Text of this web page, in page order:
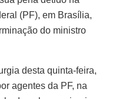
(PF), em Brasília,
do ministro
desta quinta-feira,
agentes da PF, na